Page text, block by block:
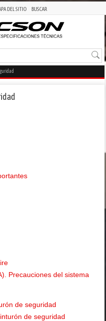
DEL SITIO BUSCAR
Precauciones del sistema
de seguridad
de seguridad